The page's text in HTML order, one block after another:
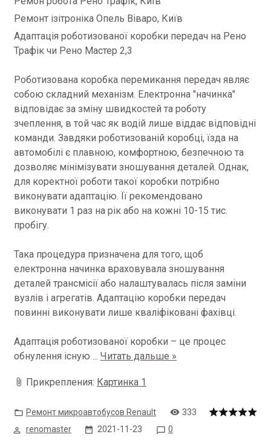
Ремонт ізітроніка Опель Віваро, Київ
Адаптація роботизованої коробки передач на Рено
Трафік чи Рено Мастер 2,3
Роботизована коробка перемикання передач являє
собою складний механізм. Електронна "начинка"
відповідає за зміну швидкостей та роботу
зчеплення, в той час як водій лише віддає відповідні
команди. Завдяки роботизованій коробці, їзда на
автомобілі є плавною, комфортною, безпечною та
дозволяє мінімізувати зношування деталей. Однак,
для коректної роботи такої коробки потрібно
виконувати адаптацію. Її рекомендовано
виконувати 1 раз на рік або на кожні 10-15 тис.
пробігу.
Така процедура призначена для того, щоб
електронна начинка враховувала зношування
деталей трансмісії або налаштувалась після заміни
вузлів і агрегатів. Адаптацію коробки передач
повинні виконувати лише кваліфіковані фахівці.
Адаптація роботизованої коробки – це процес
обнулення існую ... Читать дальше »
Прикрепления: Картинка 1
Ремонт микроавтобусов Renault
333
renomaster
2021-11-23 0